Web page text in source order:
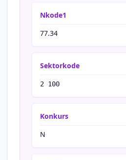
Nkode1
77.34
Sektorkode
2 100
Konkurs
N